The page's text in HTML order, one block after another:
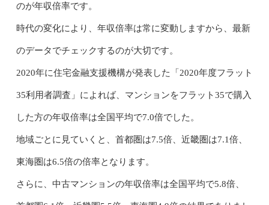
のが年収倍率です。
時代の変化により、年収倍率は常に変動しますから、最新
のデータでチェックするのが大切です。
2020年に住宅金融支援機構が発表した「2020年度フラット
35利用者調査」によれば、マンションをフラット35で購入
した方の年収倍率は全国平均で7.0倍でした。
地域ごとに見ていくと、首都圏は7.5倍、近畿圏は7.1倍、
東海圏は6.5倍の倍率となります。
さらに、中古マンションの年収倍率は全国平均で5.8倍、